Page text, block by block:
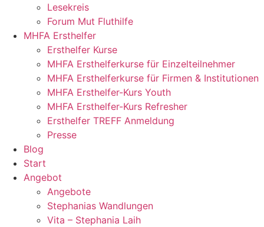
Lesekreis
Forum Mut Fluthilfe
MHFA Ersthelfer
Ersthelfer Kurse
MHFA Ersthelferkurse für Einzelteilnehmer
MHFA Ersthelferkurse für Firmen & Institutionen
MHFA Ersthelfer-Kurs Youth
MHFA Ersthelfer-Kurs Refresher
Ersthelfer TREFF Anmeldung
Presse
Blog
Start
Angebot
Angebote
Stephanias Wandlungen
Vita – Stephania Laih